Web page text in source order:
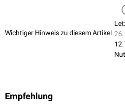
Wichtiger Hinweis zu diesem Artikel
Empfehlung